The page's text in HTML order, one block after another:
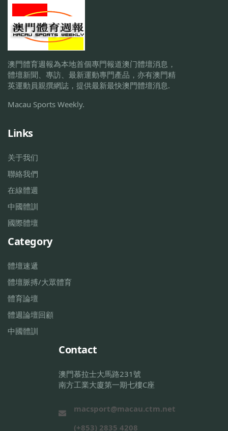
澳門體育週報為本地首個專門報道澳门體壇消息，
體壇新聞、專訪、最新運動專門產品，亦有澳門精
英運動員親撰網誌，提供最新最快澳門體壇消息.
Macau Sports Weekly.
Links
关于我们
聯絡我們
在線體週
中國體訓
國際體壇
Category
體壇速遞
體壇脈搏/大眾體育
體育論壇
體週論壇回顧
中國體訓
Contact
澳門慕拉士大馬路231號
南方工業大廈第一期七樓C座
macsport@macau.ctm.net
(+853) 2835 4208